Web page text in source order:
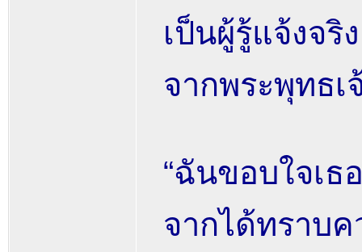
เป็นผู้รู้แจ้งจ
จากพระพุทธเ
“ฉันขอบใจเ
จากได้ทราบ